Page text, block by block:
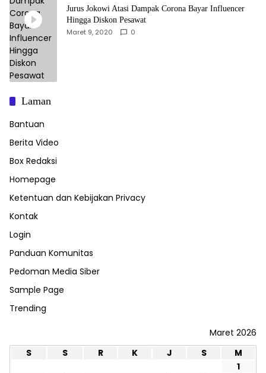
Jurus Jokowi Atasi Dampak Corona Bayar Influencer
Hingga Diskon Pesawat
Maret 9, 2020 0
Laman
Bantuan
Berita Video
Box Redaksi
Homepage
Ketentuan dan Kebijakan Privacy
Kontak
Login
Panduan Komunitas
Pedoman Media Siber
Sample Page
Trending
Maret 2026
S
S R K J S
M
1